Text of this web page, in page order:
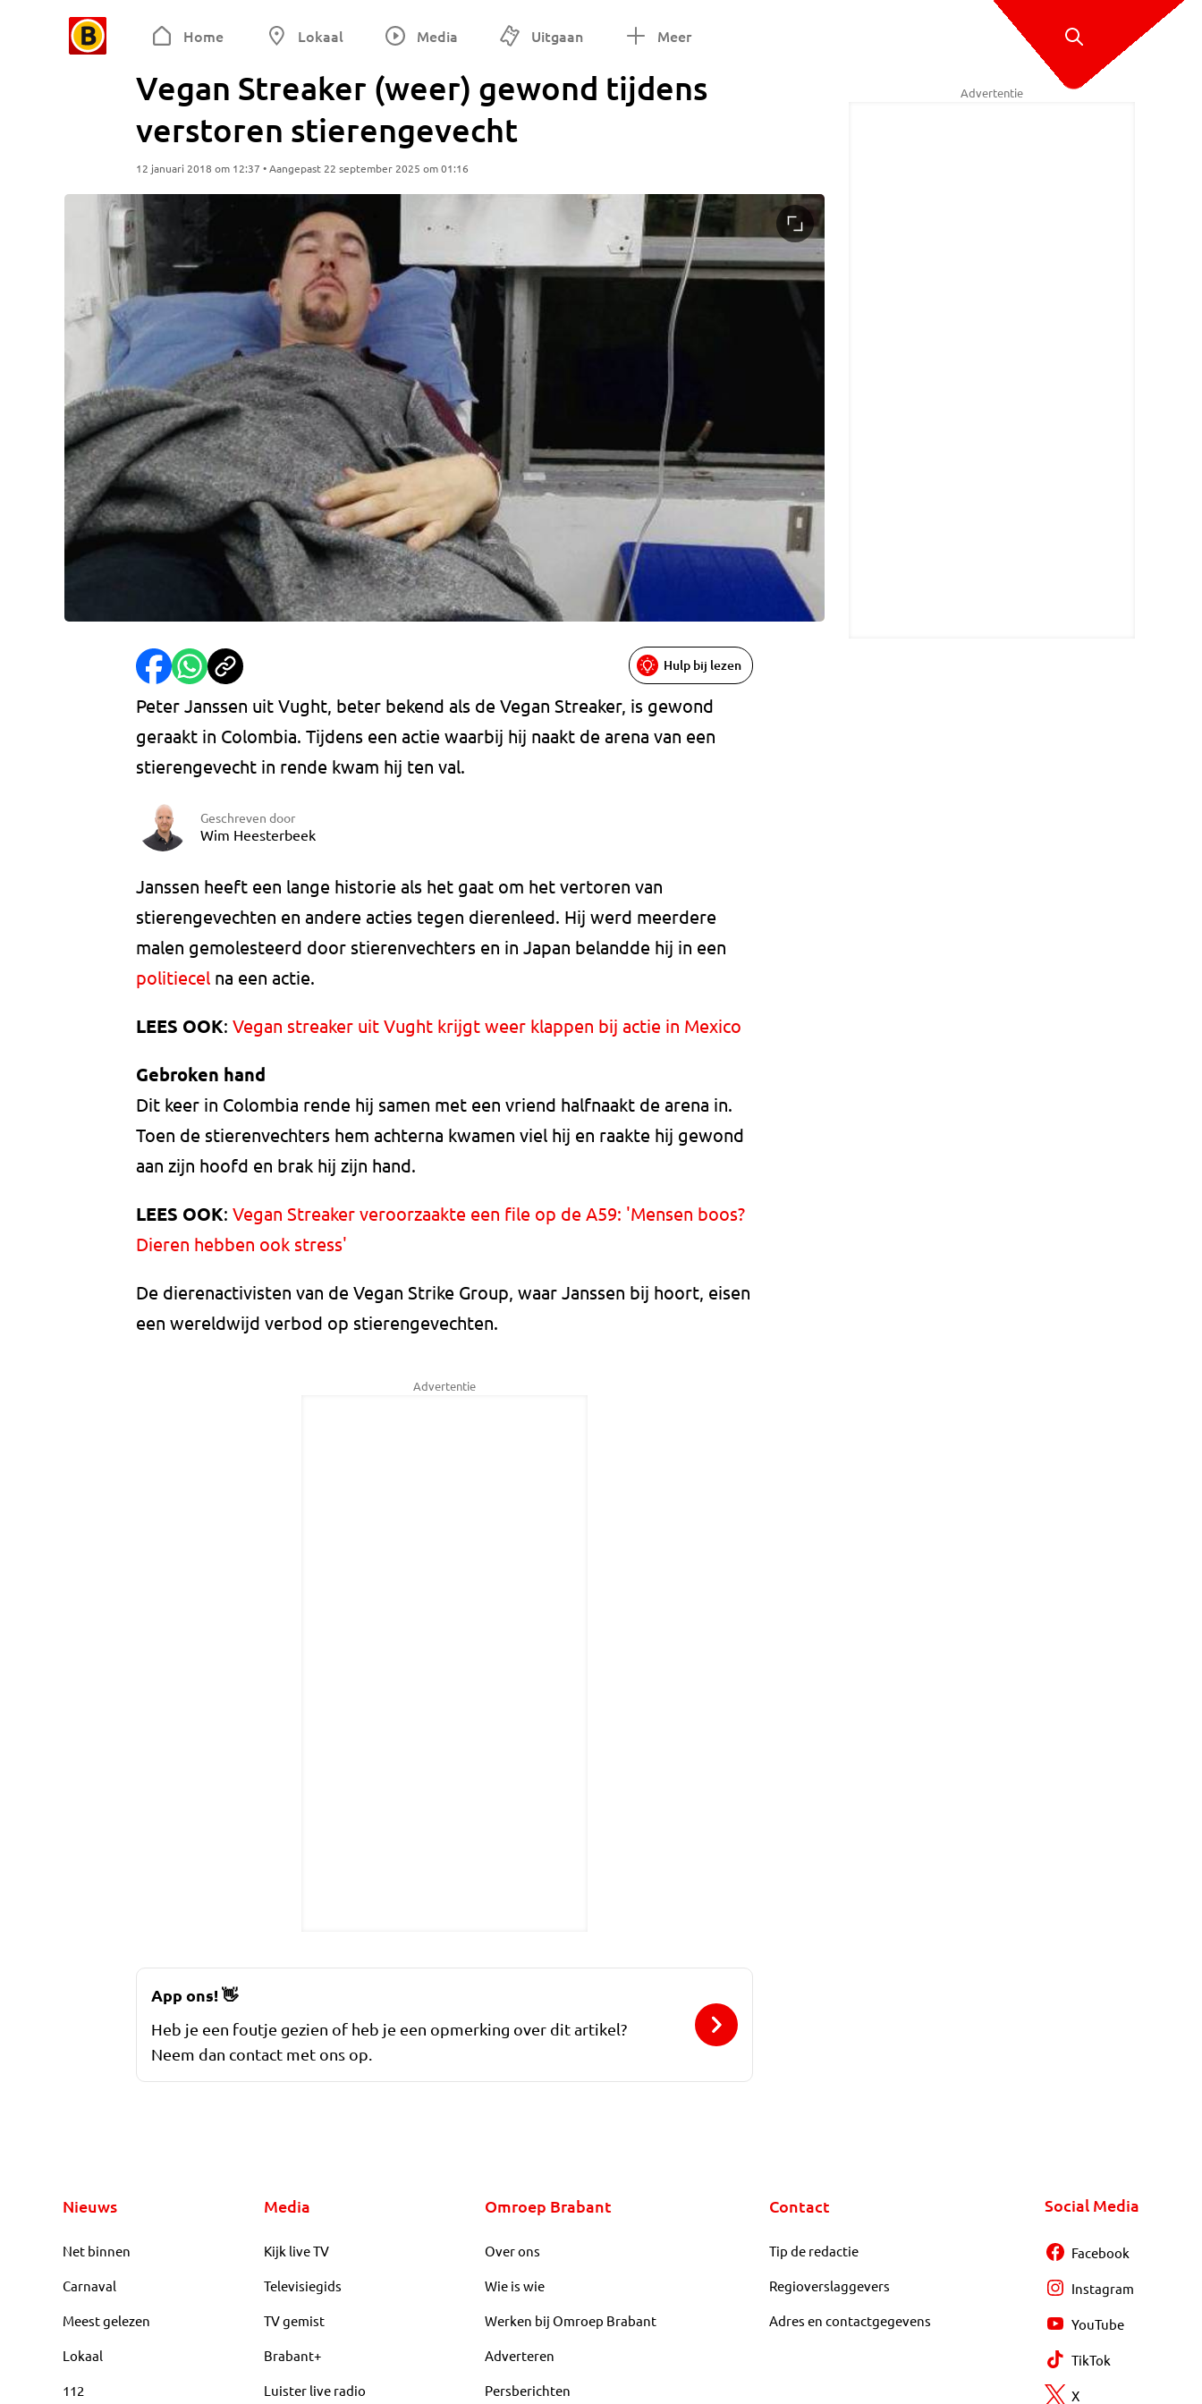
Home Lokaal Media Uitgaan Meer
Vegan Streaker (weer) gewond tijdens
verstoren stierengevecht
12 januari 2018 om 12:37 • Aangepast 22 september 2025 om 01:16
Hulp bij lezen
Peter Janssen uit Vught, beter bekend als de Vegan Streaker, is gewond
geraakt in Colombia. Tijdens een actie waarbij hij naakt de arena van een
stierengevecht in rende kwam hij ten val.
Geschreven door
Wim Heesterbeek
Janssen heeft een lange historie als het gaat om het vertoren van
stierengevechten en andere acties tegen dierenleed. Hij werd meerdere
malen gemolesteerd door stierenvechters en in Japan belandde hij in een
politiecel na een actie.
LEES OOK: Vegan streaker uit Vught krijgt weer klappen bij actie in Mexico
Gebroken hand
Dit keer in Colombia rende hij samen met een vriend halfnaakt de arena in.
Toen de stierenvechters hem achterna kwamen viel hij en raakte hij gewond
aan zijn hoofd en brak hij zijn hand.
LEES OOK: Vegan Streaker veroorzaakte een file op de A59: 'Mensen boos?
Dieren hebben ook stress'
De dierenactivisten van de Vegan Strike Group, waar Janssen bij hoort, eisen
een wereldwijd verbod op stierengevechten.
Advertentie
Advertentie
App ons!👋
Heb je een foutje gezien of heb je een opmerking over dit artikel?
Neem dan contact met ons op.
Nieuws
Net binnen
Carnaval
Meest gelezen
Lokaal
112
Media
Kijk live TV
Televisiegids
TV gemist
Brabant+
Luister live radio
Omroep Brabant
Over ons
Wie is wie
Werken bij Omroep Brabant
Adverteren
Persberichten
Contact
Tip de redactie
Regioverslaggevers
Adres en contactgegevens
Social Media
Facebook
Instagram
YouTube
TikTok
X